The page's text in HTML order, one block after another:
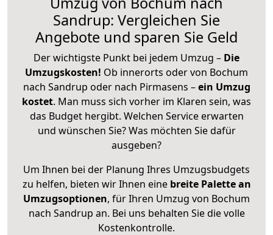
Sandrup: Vergleichen Sie
Angebote und sparen Sie Geld
Der wichtigste Punkt bei jedem Umzug – Die
Umzugskosten! Ob innerorts oder von Bochum
nach Sandrup oder nach Pirmasens –ein Umzug
kostet. Man muss sich vorher im Klaren sein, was
das Budget hergibt. Welchen Service erwarten
und wünschen Sie? Was möchten Sie dafür
ausgeben?
Um Ihnen bei der Planung Ihres Umzugsbudgets
zu helfen, bieten wir Ihnen eine breite Palette an
Umzugsoptionen, für Ihren Umzug von Bochum
nach Sandrup an. Bei uns behalten Sie die volle
Kostenkontrolle.